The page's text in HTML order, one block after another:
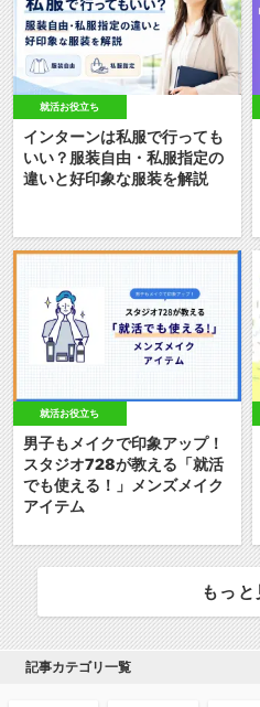
就活お役立ち
インターンは私服で行っても
いい？服装自由・私服指定の
違いと好印象な服装を解説
就活お役立ち
男子もメイクで印象アップ！
スタジオ728が教える「就活
でも使える！」メンズメイク
アイテム
もっと
記事カテゴリ一覧